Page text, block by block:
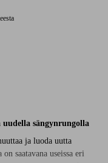
uudella sängynrungolla
ja luoda uutta
saatavana useissa eri